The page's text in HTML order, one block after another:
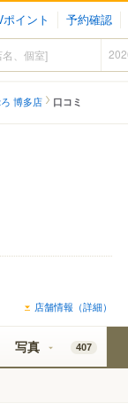
イント 予約確認
博多店 口コミ
店舗情報（詳細）
写真 407